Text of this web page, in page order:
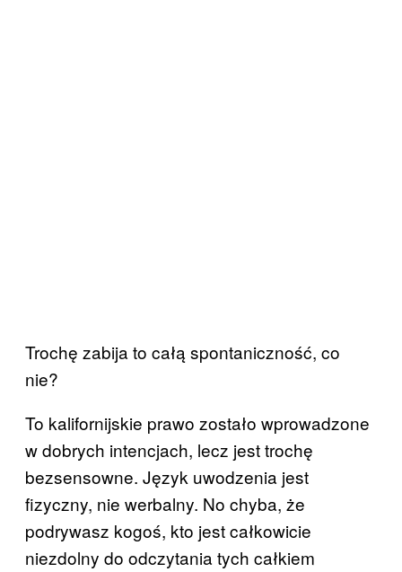
Trochę zabija to całą spontaniczność, co
nie?
To kalifornijskie prawo zostało wprowadzone
w dobrych intencjach, lecz jest trochę
bezsensowne. Język uwodzenia jest
fizyczny, nie werbalny. No chyba, że
podrywasz kogoś, kto jest całkowicie
niezdolny do odczytania tych całkiem